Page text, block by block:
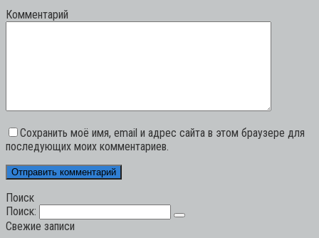
Комментарий
Сохранить моё имя, email и адрес сайта в этом браузере для
последующих моих комментариев.
Поиск
Поиск:
Свежие записи